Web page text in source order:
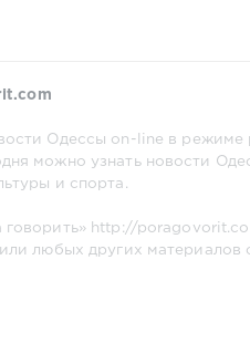
Одессы on-line в
можно узнать новости
и спорта.
http://
любых других материалов